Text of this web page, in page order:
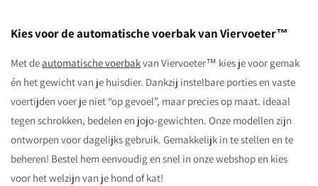
Kies voor de automatische voerbak van Viervoeter™
Met deautomatische voerbakvan Viervoeter™ kies je voor gemak
én het gewicht van je huisdier. Dankzij instelbare porties en vaste
voertijden voer je niet “op gevoel”, maar precies op maat. ideaal
tegen schrokken, bedelen en jojo-gewichten. Onze modellen zijn
ontworpen voor dagelijks gebruik. Gemakkelijk in te stellen en te
beheren! Bestel hem eenvoudig en snel in onze webshop en kies
voor het welzijn van je hond of kat!